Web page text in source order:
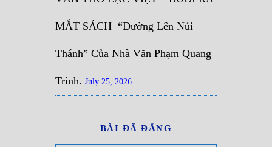
MẮT SÁCH “Đường Lên Núi
Thánh” Của Nhà Văn Phạm Quang
Trình. July 25, 2026
BÀI ĐÃ ĐĂNG